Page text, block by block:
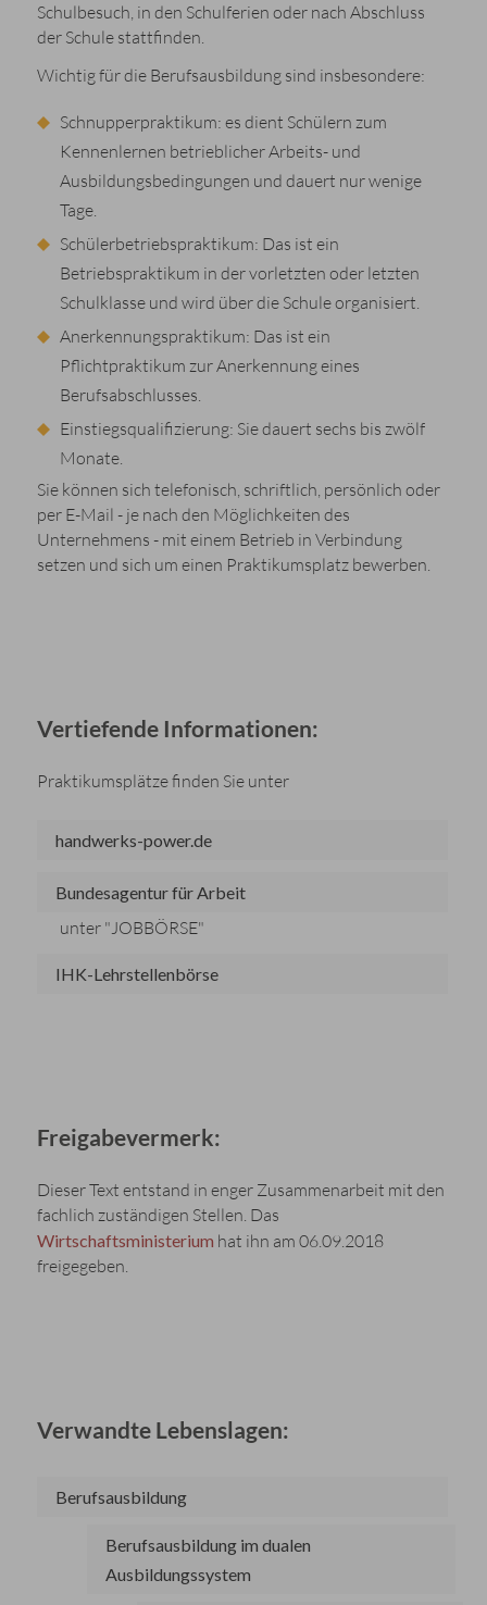
Schulbesuch, in den Schulferien oder nach Abschluss
der Schule stattfinden.
Wichtig für die Berufsausbildung sind insbesondere:
Schnupperpraktikum: es dient Schülern zum
Kennenlernen betrieblicher Arbeits- und
Ausbildungsbedingungen und dauert nur wenige
Tage.
Schülerbetriebspraktikum: Das ist ein
Betriebspraktikum in der vorletzten oder letzten
Schulklasse und wird über die Schule organisiert.
Anerkennungspraktikum: Das ist ein
Pflichtpraktikum zur Anerkennung eines
Berufsabschlusses.
Einstiegsqualifizierung: Sie dauert sechs bis zwölf
Monate.
Sie können sich telefonisch, schriftlich, persönlich oder
per E-Mail - je nach den Möglichkeiten des
Unternehmens - mit einem Betrieb in Verbindung
setzen und sich um einen Praktikumsplatz bewerben.
Vertiefende Informationen:
Praktikumsplätze finden Sie unter
handwerks-power.de
Bundesagentur für Arbeit
unter "JOBBÖRSE"
IHK-Lehrstellenbörse
Freigabevermerk:
Dieser Text entstand in enger Zusammenarbeit mit den
fachlich zuständigen Stellen. Das
Wirtschaftsministerium hat ihn am 06.09.2018
freigegeben.
Verwandte Lebenslagen:
Berufsausbildung
Berufsausbildung im dualen
Ausbildungssystem